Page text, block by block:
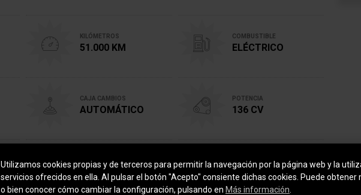
KILÓMETROS
51.000 KM
COMBUSTIBLE
ELÉCTRICO
CAJA CAMBIOS
AUTOMÁTICO
POTENCIA
136 CV
[+]
GARANTÍA
36 MESES
Utilizamos cookies propias y de terceros para permitir la navegación por la página web y la
servicios ofrecidos en ella. Al pulsar el botón "Acepto" consiente dichas cookies. Puede obtener
o bien conocer cómo cambiar la configuración, pulsando en Más información